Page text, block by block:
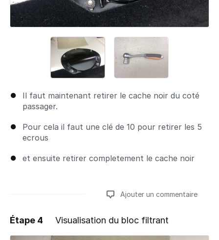
Il faut maintenant retirer le cache noir du coté
passager.
Pour cela il faut une clé de 10 pour retirer les 5
ecrous
et ensuite retirer completement le cache noir
Ajouter un commentaire
Étape 4 Visualisation du bloc filtrant